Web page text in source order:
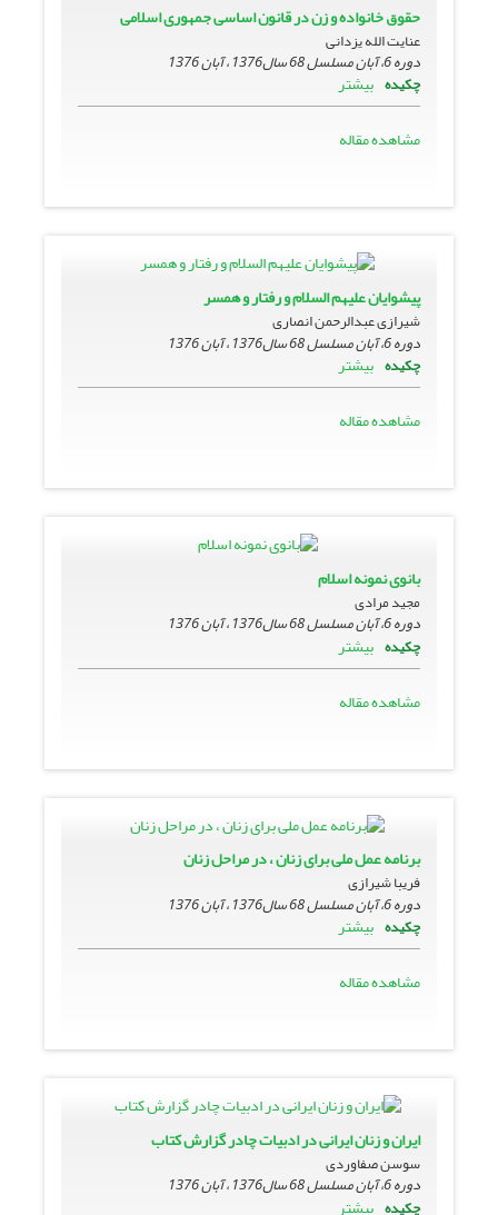
حقوق خانواده و زن در قانون اساسى جمهورى اسلامی
عنایت الله یزدانی
دوره 6، آبان مسلسل 68 سال1376 ، آبان 1376
چکیده بیشتر
مشاهده مقاله
پیشوایان علیهم السلام و رفتار و همسر
شیرازی عبدالرحمن انصاری
دوره 6، آبان مسلسل 68 سال1376 ، آبان 1376
چکیده بیشتر
مشاهده مقاله
بانوى نمونه اسلام
مجید مرادى
دوره 6، آبان مسلسل 68 سال1376 ، آبان 1376
چکیده بیشتر
مشاهده مقاله
برنامه عمل ملى براى زنان ، در مراحل زنان
فریبا شیرازی
دوره 6، آبان مسلسل 68 سال1376 ، آبان 1376
چکیده بیشتر
مشاهده مقاله
ایران و زنان ایرانى در ادبیات چادر گزارش کتاب
سوسن صفاوردی
دوره 6، آبان مسلسل 68 سال1376 ، آبان 1376
چکیده بیشتر